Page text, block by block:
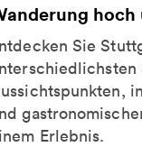
Sie
Erlebnis.